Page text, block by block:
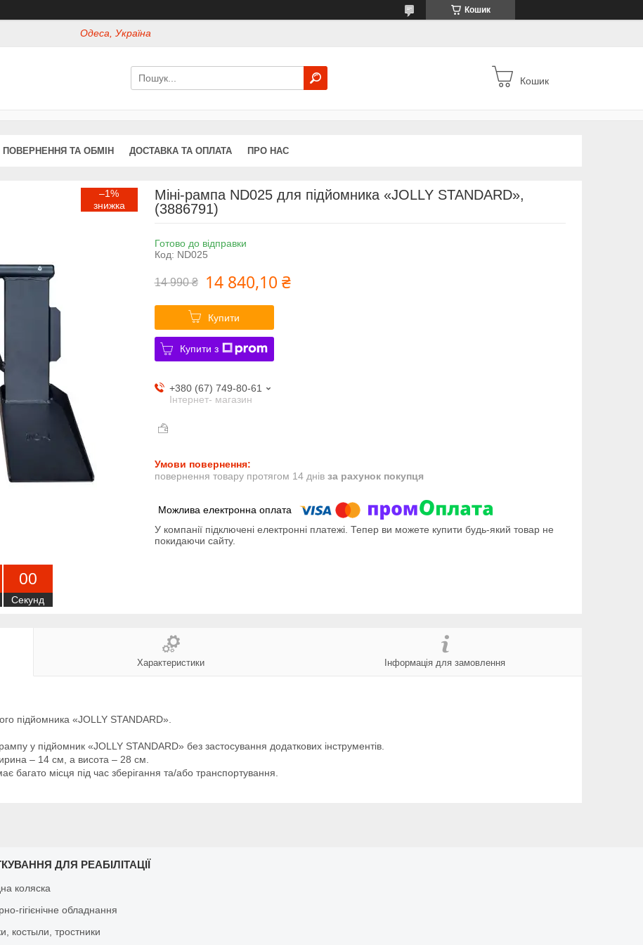
Кошик
Одеса, Україна
Кошик
ПОВЕРНЕННЯ ТА ОБМІН ДОСТАВКА ТА ОПЛАТА ПРО НАС
–1%
00
Секунд
Міні-рампа ND025 для підйомника «JOLLY STANDARD»,
(3886791)
Готово до відправки
Код: ND025
14 990 ₴ 14 840,10 ₴
Купити
Купити з
+380 (67) 749-80-61
Інтернет- магазин
повернення товару протягом 14 днів за рахунок покупця
У компанії підключені електронні платежі. Тепер ви можете купити будь-який товар не
покидаючи сайту.
Характеристики Інформація для замовлення
підйомника «JOLLY STANDARD».
у підйомник «JOLLY STANDARD» без застосування додаткових інструментів.
– 14 см, а висота – 28 см.
місця під час зберігання та/або транспортування.
ДЛЯ РЕАБІЛІТАЦІЇ
коляска
гігієнічне обладнання
костыли, тростники